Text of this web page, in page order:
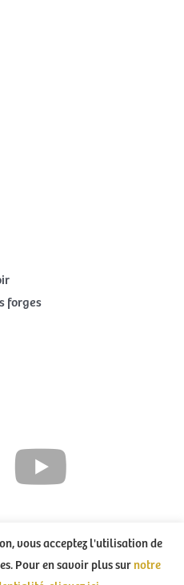
forges
du Loup Noir – 2021 – Création :
vous acceptez l'utilisation de
Pour en savoir plus surnotre